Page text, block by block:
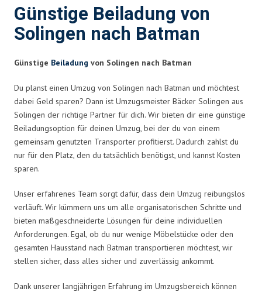
Günstige Beiladung von
Solingen nach Batman
Günstige Beiladung von Solingen nach Batman
Du planst einen Umzug von Solingen nach Batman und möchtest
dabei Geld sparen? Dann ist Umzugsmeister Bäcker Solingen aus
Solingen der richtige Partner für dich. Wir bieten dir eine günstige
Beiladungsoption für deinen Umzug, bei der du von einem
gemeinsam genutzten Transporter profitierst. Dadurch zahlst du
nur für den Platz, den du tatsächlich benötigst, und kannst Kosten
sparen.
Unser erfahrenes Team sorgt dafür, dass dein Umzug reibungslos
verläuft. Wir kümmern uns um alle organisatorischen Schritte und
bieten maßgeschneiderte Lösungen für deine individuellen
Anforderungen. Egal, ob du nur wenige Möbelstücke oder den
gesamten Hausstand nach Batman transportieren möchtest, wir
stellen sicher, dass alles sicher und zuverlässig ankommt.
Dank unserer langjährigen Erfahrung im Umzugsbereich können